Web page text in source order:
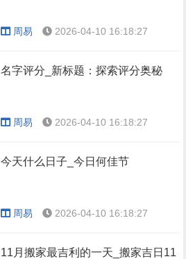
周易 2026-04-10 16:18:27
名字评分_新标题：探索评分奥秘
周易 2026-04-10 16:18:27
今天什么日子_今日何佳节
周易 2026-04-10 16:18:27
11月搬家最吉利的一天_搬家吉日11